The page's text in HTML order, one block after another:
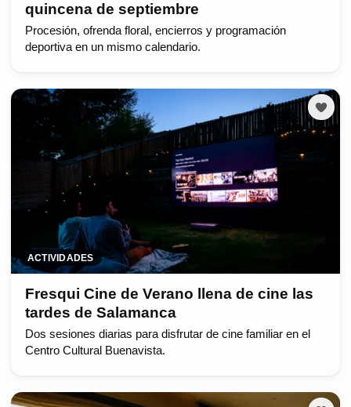
quincena de septiembre
Procesión, ofrenda floral, encierros y programación
deportiva en un mismo calendario.
ACTIVIDADES
Fresqui Cine de Verano llena de cine las
tardes de Salamanca
Dos sesiones diarias para disfrutar de cine familiar en el
Centro Cultural Buenavista.